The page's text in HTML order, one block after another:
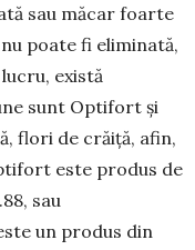
sau mă­car foarte
poate fi elimi­nată,
există
sunt Op­ti­­fort și
flori de crăi­ță, afin,
este produs de
sau
un produs din